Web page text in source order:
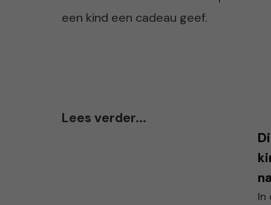
een kind een cadeau geef.
Lees verder...
In